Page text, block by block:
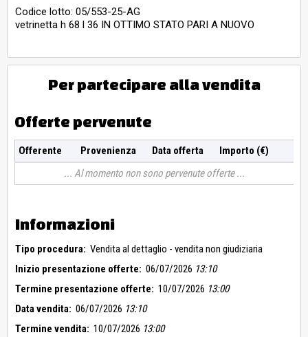
Codice lotto: 05/553-25-AG
vetrinetta h 68 l 36 IN OTTIMO STATO PARI A NUOVO
Per partecipare alla vendita
Offerte pervenute
Offerente Provenienza Data offerta
Importo (€)
Al momento non sono pervenute offerte
Informazioni
Tipo procedura: Vendita al dettaglio - vendita non giudiziaria
Inizio presentazione offerte: 06/07/2026 13:10
Termine presentazione offerte: 10/07/2026 13:00
Data vendita: 06/07/2026 13:10
Termine vendita: 10/07/2026 13:00